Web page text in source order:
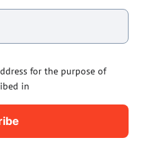
for the purpose of
in